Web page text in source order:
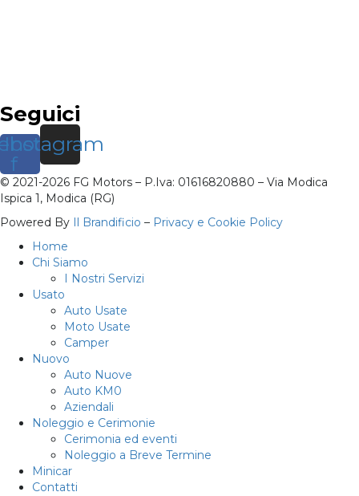
Seguici
f
Instagram
© 2021-2026 FG Motors – P.Iva: 01616820880 – Via Modica
Ispica 1, Modica (RG)
Powered By
Il Brandificio – Privacy e Cookie Policy
Home
Chi Siamo
I Nostri Servizi
Usato
Auto Usate
Moto Usate
Camper
Nuovo
Auto Nuove
Auto KM0
Aziendali
Noleggio e Cerimonie
Cerimonia ed eventi
Noleggio a Breve Termine
Minicar
Contatti